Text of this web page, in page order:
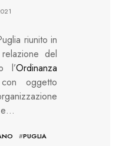
riunito in
del
l’Ordinanza
oggetto
e…
#PUGLIA